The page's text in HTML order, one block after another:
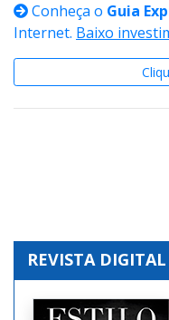
Conheça o Guia
Internet. Baixo
REVISTA DIGITAL